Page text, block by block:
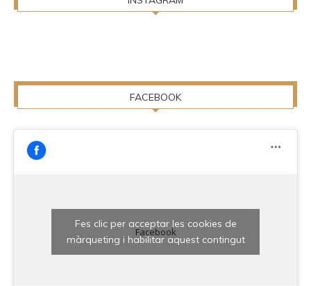
FACEBOOK
Facebook
Fes clic per acceptar les cookies de
màrqueting i habilitar aquest contingut